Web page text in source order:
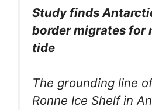
Study finds
border migrates for
tide
The grounding line
Ronne Ice Shelf in